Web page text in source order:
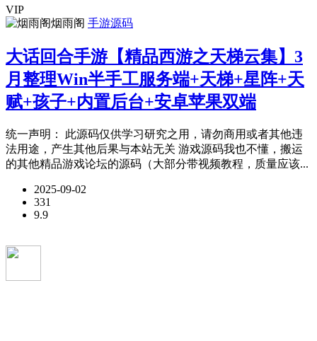
VIP
烟雨阁 手游源码
大话回合手游【精品西游之天梯云集】3
月整理Win半手工服务端+天梯+星阵+天
赋+孩子+内置后台+安卓苹果双端
统一声明： 此源码仅供学习研究之用，请勿商用或者其他违
法用途，产生其他后果与本站无关 游戏源码我也不懂，搬运
的其他精品游戏论坛的源码（大部分带视频教程，质量应该...
2025-09-02
331
9.9